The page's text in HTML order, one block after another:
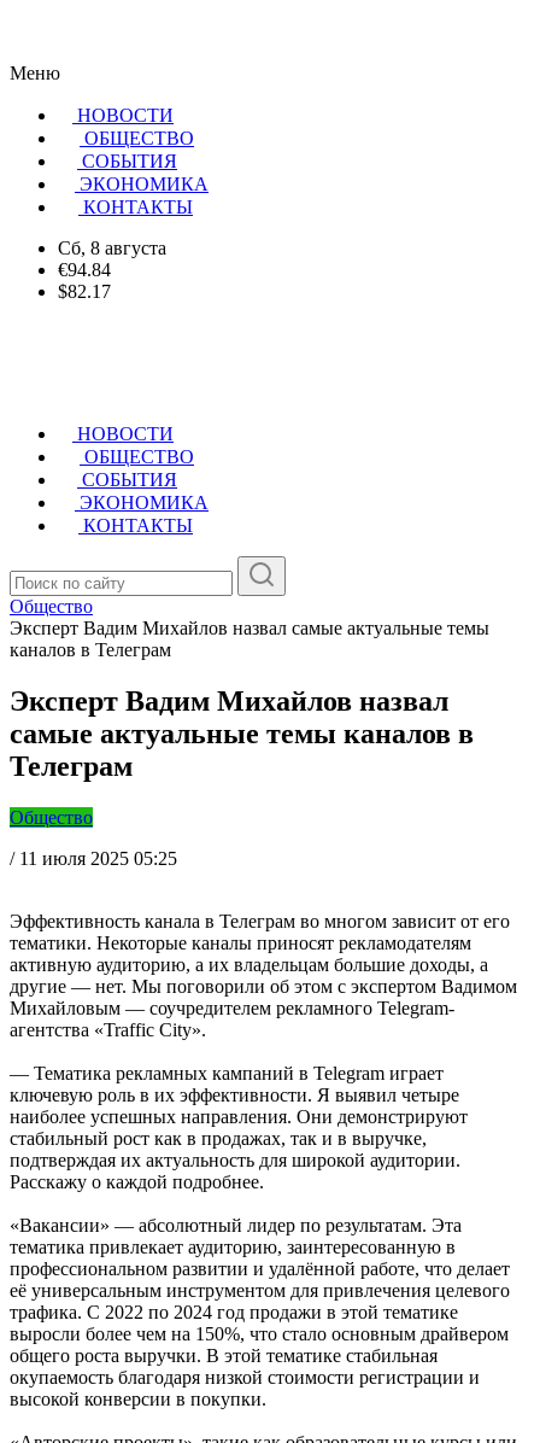
Меню
НОВОСТИ
ОБЩЕСТВО
CОБЫТИЯ
ЭКОНОМИКА
КОНТАКТЫ
Сб, 8 августа
€94.84
$82.17
НОВОСТИ
ОБЩЕСТВО
СОБЫТИЯ
ЭКОНОМИКА
КОНТАКТЫ
Общество
Эксперт Вадим Михайлов назвал самые актуальные темы
каналов в Телеграм
Эксперт Вадим Михайлов назвал
самые актуальные темы каналов в
Телеграм
Общество
/ 11 июля 2025 05:25
Эффективность канала в Телеграм во многом зависит от его
тематики. Некоторые каналы приносят рекламодателям
активную аудиторию, а их владельцам большие доходы, а
другие — нет. Мы поговорили об этом с экспертом Вадимом
Михайловым — соучредителем рекламного Telegram-
агентства «Traffic City».
— Тематика рекламных кампаний в Telegram играет
ключевую роль в их эффективности. Я выявил четыре
наиболее успешных направления. Они демонстрируют
стабильный рост как в продажах, так и в выручке,
подтверждая их актуальность для широкой аудитории.
Расскажу о каждой подробнее.
«Вакансии» — абсолютный лидер по результатам. Эта
тематика привлекает аудиторию, заинтересованную в
профессиональном развитии и удалённой работе, что делает
её универсальным инструментом для привлечения целевого
трафика. С 2022 по 2024 год продажи в этой тематике
выросли более чем на 150%, что стало основным драйвером
общего роста выручки. В этой тематике стабильная
окупаемость благодаря низкой стоимости регистрации и
высокой конверсии в покупки.